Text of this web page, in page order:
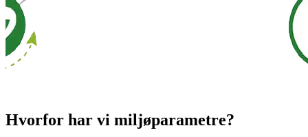
Hvorfor har vi miljøparametre?